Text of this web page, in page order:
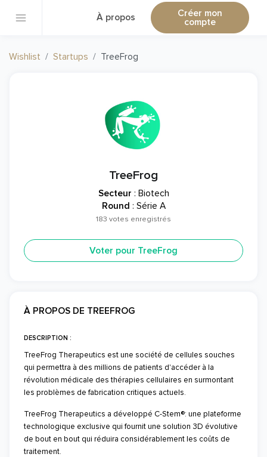
À propos Créer mon
compte
Wishlist Startups TreeFrog
TreeFrog
Secteur : Biotech
Round : Série A
183 votes enregistrés
Voter pour TreeFrog
À PROPOS DE TREEFROG
DESCRIPTION :
TreeFrog Therapeutics est une société de cellules souches
qui permettra à des millions de patients d'accéder à la
révolution médicale des thérapies cellulaires en surmontant
les problèmes de fabrication critiques actuels.
TreeFrog Therapeutics a développé C-Stem®: une plateforme
technologique exclusive qui fournit une solution 3D évolutive
de bout en bout qui réduira considérablement les coûts de
traitement.